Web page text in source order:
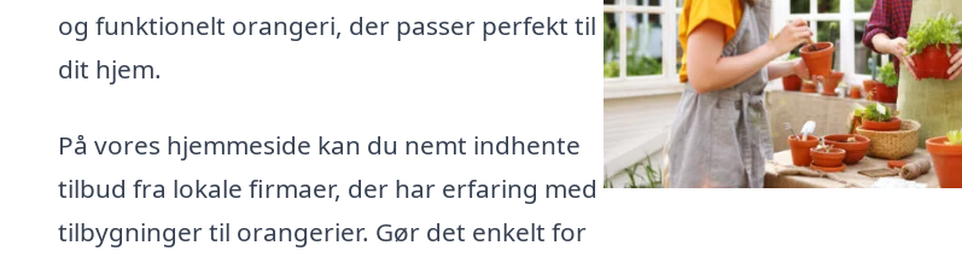
og funktionelt orangeri, der passer perfekt til
dit hjem.
På vores hjemmeside kan du nemt indhente
tilbud fra lokale firmaer, der har erfaring med
tilbygninger til orangerier. Gør det enkelt for